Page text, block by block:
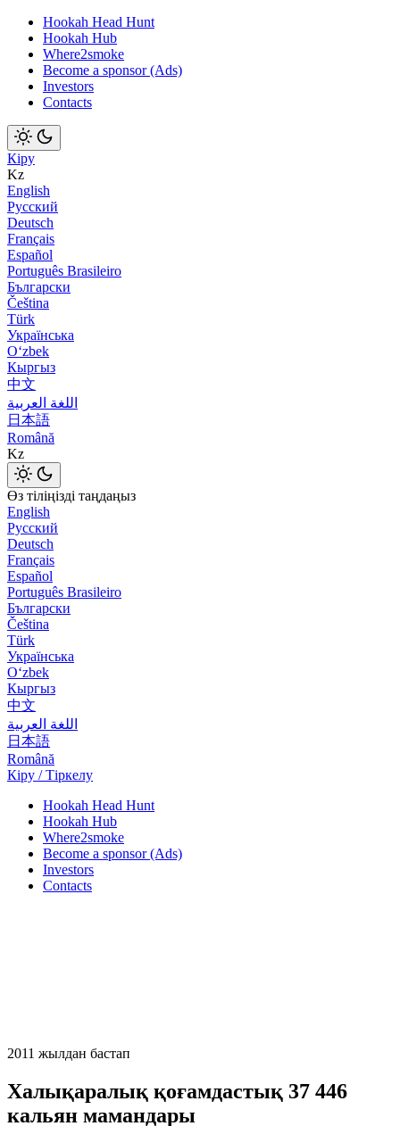
Hookah Head Hunt
Hookah Hub
Where2smoke
Become a sponsor (Ads)
Investors
Contacts
Кіру
Kz
English
Русский
Deutsch
Français
Español
Português Brasileiro
Български
Čeština
Türk
Українська
Оʻzbek
Кыргыз
中文
اللغة العربية
日本語
Română
Kz
Өз тіліңізді таңдаңыз
English
Русский
Deutsch
Français
Español
Português Brasileiro
Български
Čeština
Türk
Українська
Оʻzbek
Кыргыз
中文
اللغة العربية
日本語
Română
Кіру / Тіркелу
Hookah Head Hunt
Hookah Hub
Where2smoke
Become a sponsor (Ads)
Investors
Contacts
2011 жылдан бастап
Халықаралық қоғамдастық 37 446
кальян мамандары